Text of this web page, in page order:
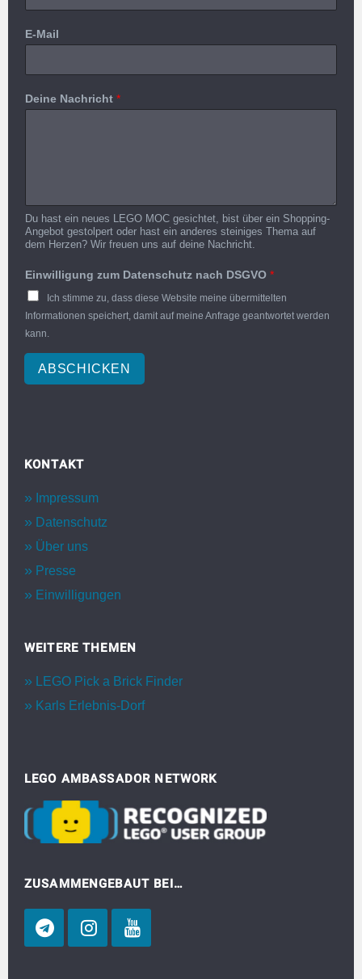
E-Mail
Deine Nachricht *
Du hast ein neues LEGO MOC gesichtet, bist über ein Shopping-
Angebot gestolpert oder hast ein anderes steiniges Thema auf
dem Herzen? Wir freuen uns auf deine Nachricht.
Einwilligung zum Datenschutz nach DSGVO *
Ich stimme zu, dass diese Website meine übermittelten
Informationen speichert, damit auf meine Anfrage geantwortet werden
kann.
ABSCHICKEN
KONTAKT
Impressum
Datenschutz
Über uns
Presse
Einwilligungen
WEITERE THEMEN
LEGO Pick a Brick Finder
Karls Erlebnis-Dorf
LEGO AMBASSADOR NETWORK
ZUSAMMENGEBAUT BEI…